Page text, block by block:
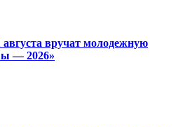
вручат молодежную
— 2026»